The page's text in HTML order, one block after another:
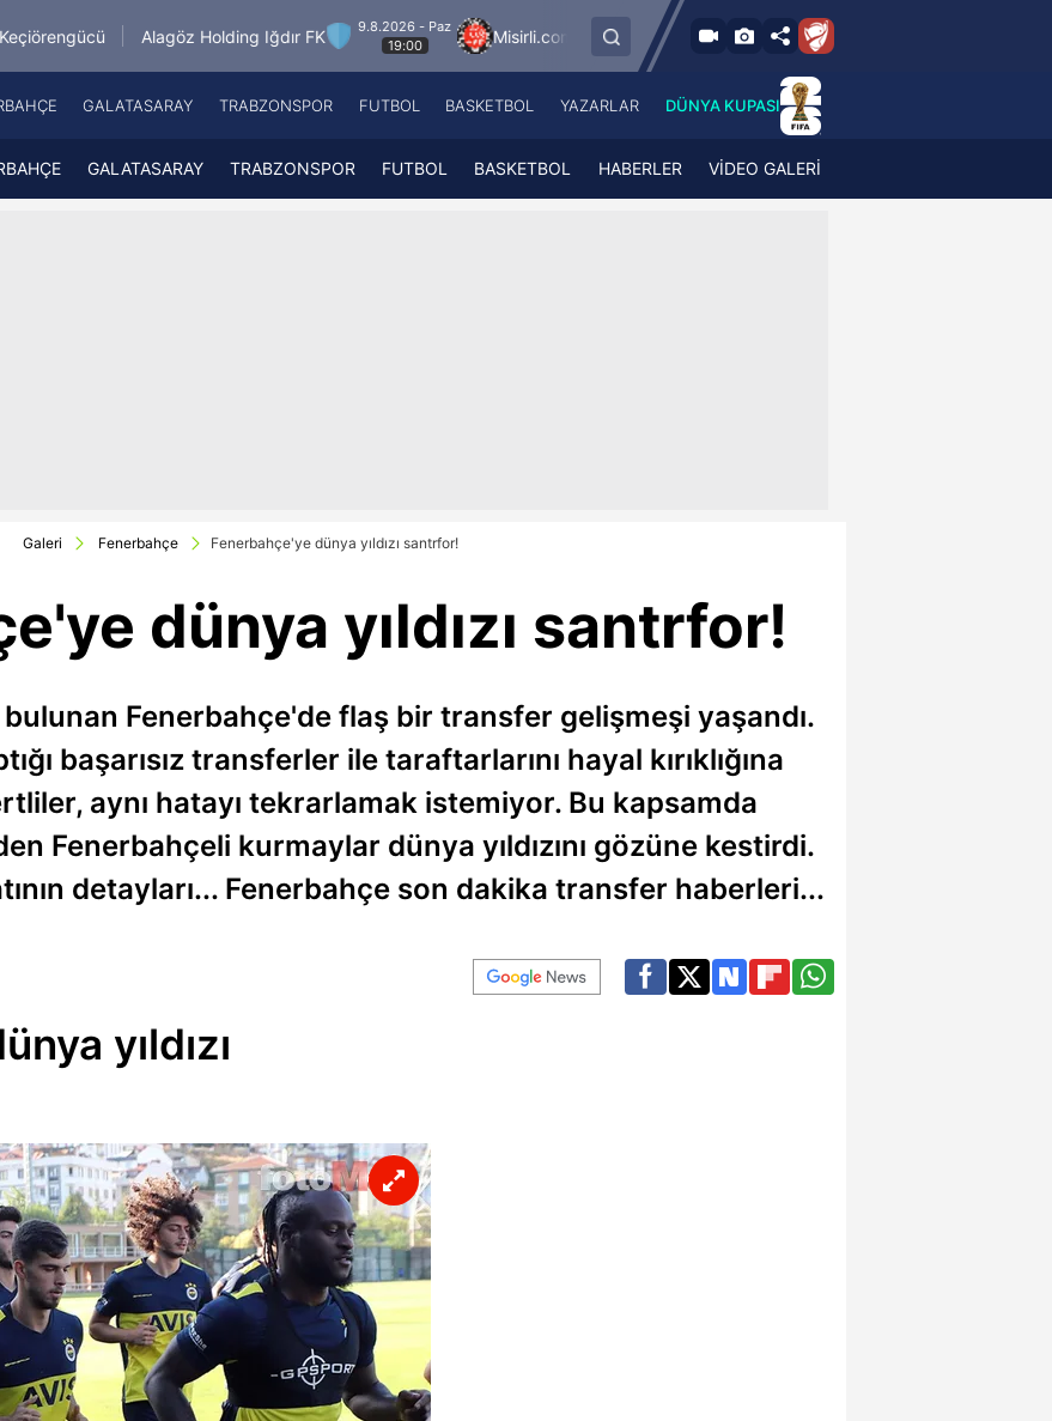
Alagöz Holding Iğdır FK
9.8.2026 - Paz
19:00
Misirli.com.tr Karagümrük SMS Grup Sarıyerspor
9.8.2026 - Paz
19:00
Fenerbahçe
Galatasaray
A Spor
ATV
A Haber Radyo
A Spor Radyo
A News Radio
GALATASARAY TRABZONSPOR FUTBOL BASKETBOL YAZARLAR DÜNYA KUPASI
GALATASARAY TRABZONSPOR FUTBOL BASKETBOL HABERLER VİDEO GALERİ
Galeri Fenerbahçe Fenerbahçe'ye dünya yıldızı santrfor!
dünya yıldızı santrfor!
bulunan Fenerbahçe'de flaş bir transfer gelişmeşi yaşandı.
başarısız transferler ile taraftarlarını hayal kırıklığına
aynı hatayı tekrarlamak istemiyor. Bu kapsamda
Fenerbahçeli kurmaylar dünya yıldızını gözüne kestirdi.
detayları... Fenerbahçe son dakika transfer haberleri...
yıldızı